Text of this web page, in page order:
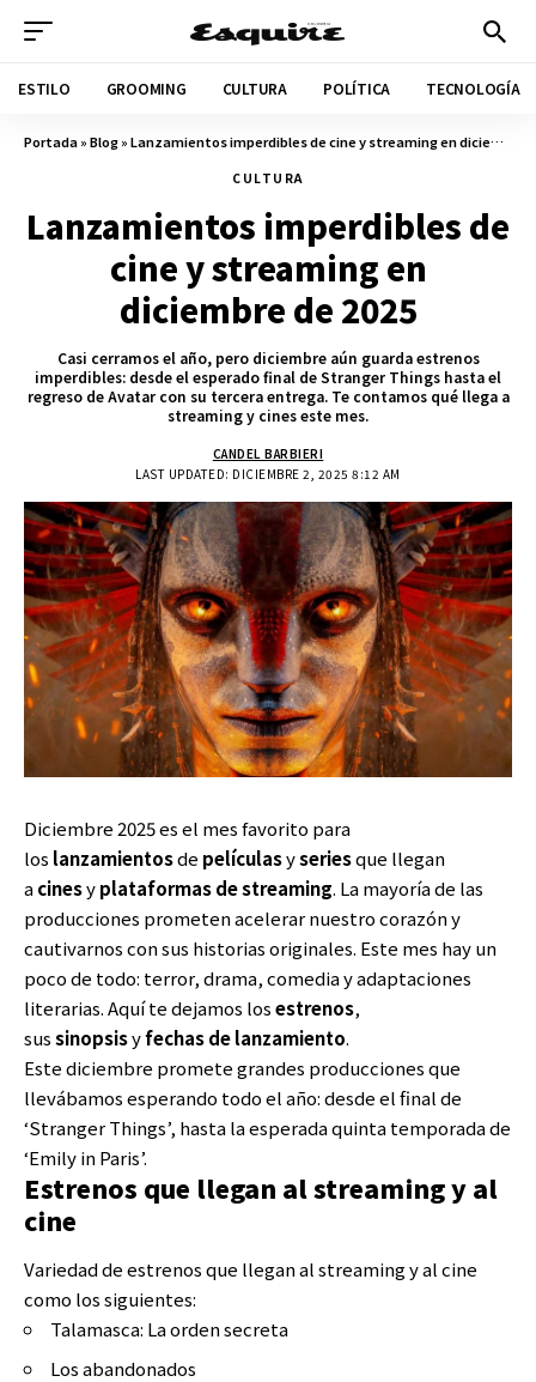
ESTILO GROOMING CULTURA POLÍTICA TECNOLOGÍA
Portada»Blog»Lanzamientos imperdibles de cine y streaming en diciembre de 2025
CULTURA
Lanzamientos imperdibles de
cine y streaming en
diciembre de 2025
Casi cerramos el año, pero diciembre aún guarda estrenos
imperdibles: desde el esperado final de Stranger Things hasta el
regreso de Avatar con su tercera entrega. Te contamos qué llega a
streaming y cines este mes.
LAST UPDATED: DICIEMBRE 2, 2025 8:12 AM
CANDEL BARBIERI
Diciembre 2025 es el mes favorito para
los lanzamientosde películasyseriesque llegan
acinesyplataformas de streaming. La mayoría de las
producciones prometen acelerar nuestro corazón y
cautivarnos con sus historias originales. Este mes hay un
poco de todo: terror, drama, comedia y adaptaciones
literarias. Aquí te dejamos losestrenos,
sussinopsisyfechas de lanzamiento.
Este diciembre promete grandes producciones que
llevábamos esperando todo el año: desde el final de
‘Stranger Things’, hasta la esperada quinta temporada de
‘Emily in Paris’.
Estrenos que llegan al streaming y al
cine
Variedad de estrenos que llegan al streaming y al cine
como los siguientes:
Talamasca: La orden secreta
Los abandonados